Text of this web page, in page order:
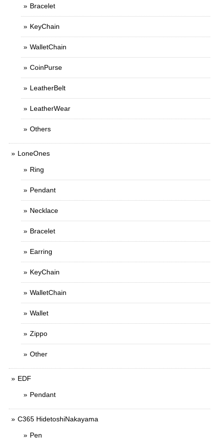
Bracelet
KeyChain
WalletChain
CoinPurse
LeatherBelt
LeatherWear
Others
LoneOnes
Ring
Pendant
Necklace
Bracelet
Earring
KeyChain
WalletChain
Wallet
Zippo
Other
EDF
Pendant
C365 HidetoshiNakayama
Pen